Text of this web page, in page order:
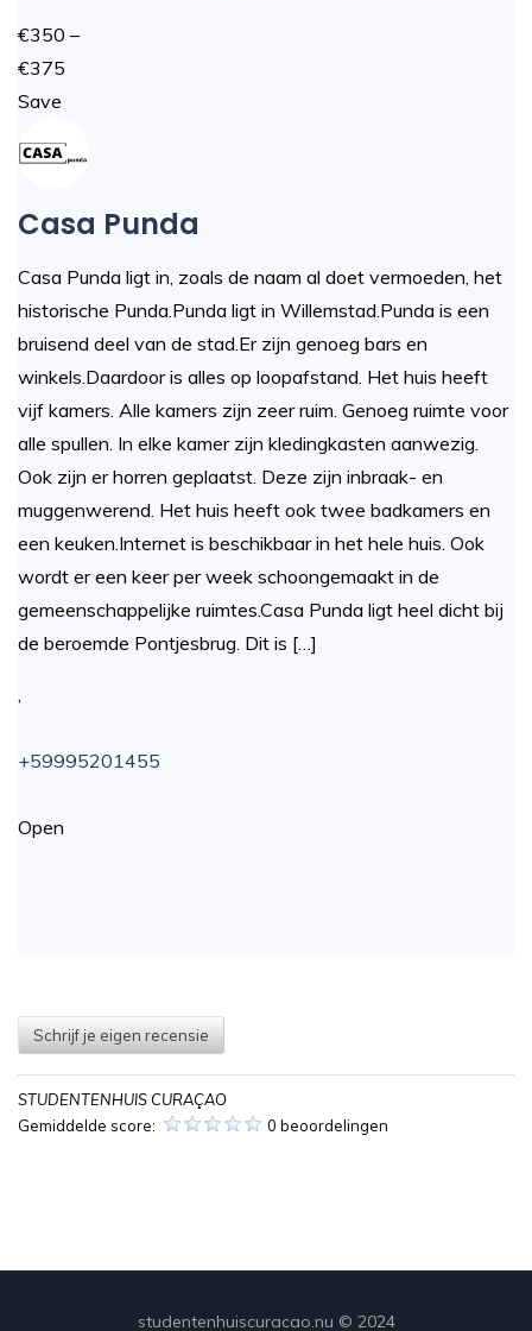
€350 –
€375
Save
Casa Punda
Casa Punda ligt in, zoals de naam al doet vermoeden, het
historische Punda.Punda ligt in Willemstad.Punda is een
bruisend deel van de stad.Er zijn genoeg bars en
winkels.Daardoor is alles op loopafstand. Het huis heeft
vijf kamers. Alle kamers zijn zeer ruim. Genoeg ruimte voor
alle spullen. In elke kamer zijn kledingkasten aanwezig.
Ook zijn er horren geplaatst. Deze zijn inbraak- en
muggenwerend. Het huis heeft ook twee badkamers en
een keuken.Internet is beschikbaar in het hele huis. Ook
wordt er een keer per week schoongemaakt in de
gemeenschappelijke ruimtes.Casa Punda ligt heel dicht bij
de beroemde Pontjesbrug. Dit is […]
,
+59995201455
Open
Schrijf je eigen recensie
STUDENTENHUIS CURAÇAO
Gemiddelde score:
0 beoordelingen
studentenhuiscuracao.nu © 2024